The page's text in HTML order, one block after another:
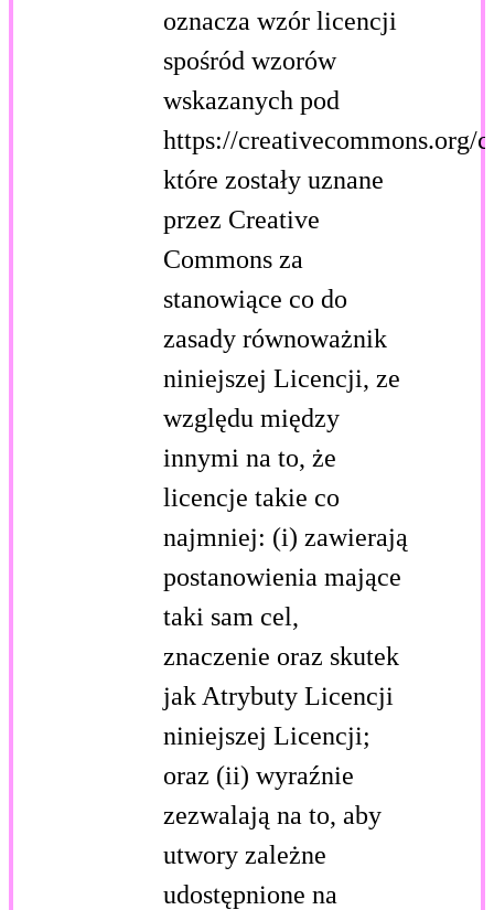
oznacza wzór licencji
spośród wzorów
wskazanych pod
https://creativecommons.org/
które zostały uznane
przez Creative
Commons za
stanowiące co do
zasady równoważnik
niniejszej Licencji, ze
względu między
innymi na to, że
licencje takie co
najmniej: (i) zawierają
postanowienia mające
taki sam cel,
znaczenie oraz skutek
jak Atrybuty Licencji
niniejszej Licencji;
oraz (ii) wyraźnie
zezwalają na to, aby
utwory zależne
udostępnione na